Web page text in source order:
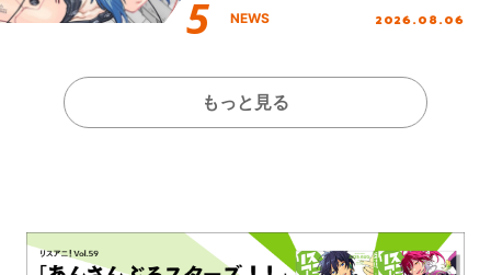
NEWS 2026.08.06
もっと見る